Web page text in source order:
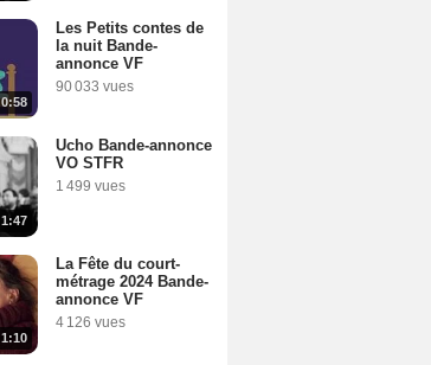
0:58
Les Petits contes de
la nuit Bande-
annonce VF
90 033 vues
1:47
Ucho Bande-annonce
VO STFR
1 499 vues
1:10
La Fête du court-
métrage 2024 Bande-
annonce VF
4 126 vues